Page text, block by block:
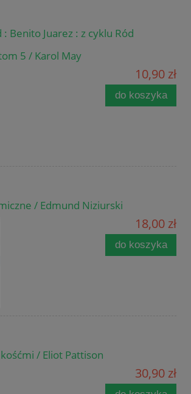
Benito Juarez : z cyklu Ród
5 / Karol May
10,90 zł
do koszyka
/ Edmund Niziurski
18,00 zł
do koszyka
/ Eliot Pattison
30,90 zł